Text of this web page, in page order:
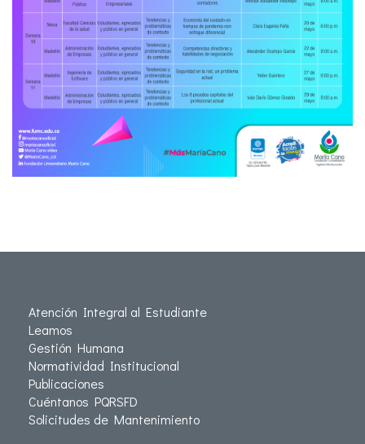
Atención Integral al Estudiante
Leamos
Gestión Humana
Normatividad Institucional
Publicaciones
Cuéntanos PQRSFD
Solicitudes de Mantenimiento